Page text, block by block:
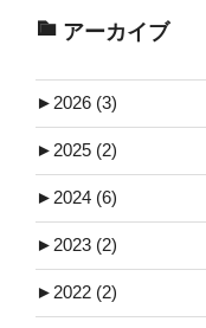
アーカイブ
► 2026 (3)
► 2025 (2)
► 2024 (6)
► 2023 (2)
► 2022 (2)